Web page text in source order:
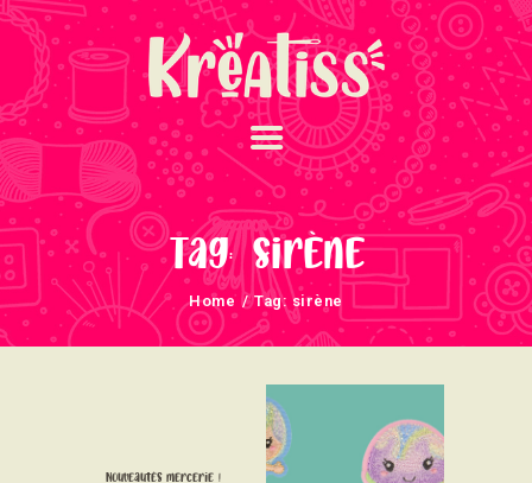
Tag: sirène
Home Tag: sirène
ACCUEIL
NOS UNIVERS
ARRIVAGES
ATELIERS ET
ÉVÈNEMENTS
INFOS ÉVÈNEMENTS
NEWSLETTERS
Nouveautés mercerie !